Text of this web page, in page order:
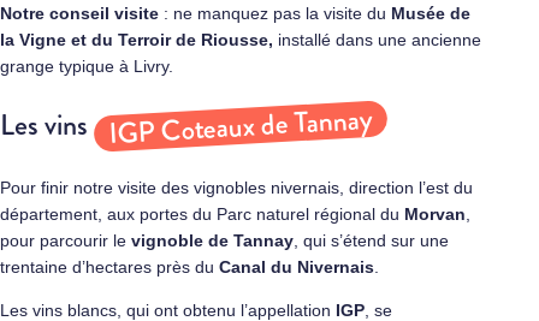
Notre conseil visite : ne manquez pas la visite du Musée de
la Vigne et du Terroir de Riousse, installé dans une ancienne
grange typique à Livry.
Les vins IGP Coteaux de Tannay
Pour finir notre visite des vignobles nivernais, direction l’est du
département, aux portes du Parc naturel régional du Morvan
pour parcourir le vignoble de Tannay , qui s’étend sur une
trentaine d’hectares près du Canal du Nivernais
Les vins blancs, qui ont obtenu l’appellation IGP , se